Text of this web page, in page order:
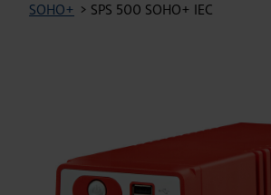
SOHO+ > SPS 500 SOHO+ IEC